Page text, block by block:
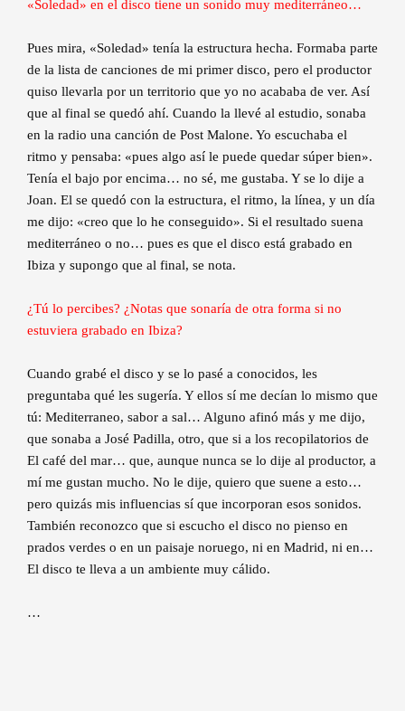
«Soledad» en el disco tiene un sonido muy mediterráneo…
Pues mira, «Soledad» tenía la estructura hecha. Formaba parte
de la lista de canciones de mi primer disco, pero el productor
quiso llevarla por un territorio que yo no acababa de ver. Así
que al final se quedó ahí. Cuando la llevé al estudio, sonaba
en la radio una canción de Post Malone. Yo escuchaba el
ritmo y pensaba: «pues algo así le puede quedar súper bien».
Tenía el bajo por encima… no sé, me gustaba. Y se lo dije a
Joan. El se quedó con la estructura, el ritmo, la línea, y un día
me dijo: «creo que lo he conseguido». Si el resultado suena
mediterráneo o no… pues es que el disco está grabado en
Ibiza y supongo que al final, se nota.
¿Tú lo percibes? ¿Notas que sonaría de otra forma si no
estuviera grabado en Ibiza?
Cuando grabé el disco y se lo pasé a conocidos, les
preguntaba qué les sugería. Y ellos sí me decían lo mismo que
tú: Mediterraneo, sabor a sal… Alguno afinó más y me dijo,
que sonaba a José Padilla, otro, que si a los recopilatorios de
El café del mar… que, aunque nunca se lo dije al productor, a
mí me gustan mucho. No le dije, quiero que suene a esto…
pero quizás mis influencias sí que incorporan esos sonidos.
También reconozco que si escucho el disco no pienso en
prados verdes o en un paisaje noruego, ni en Madrid, ni en…
El disco te lleva a un ambiente muy cálido.
…